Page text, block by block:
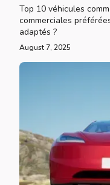
Top 10 véhicules
commerciales
adaptés ?
August 7, 2025